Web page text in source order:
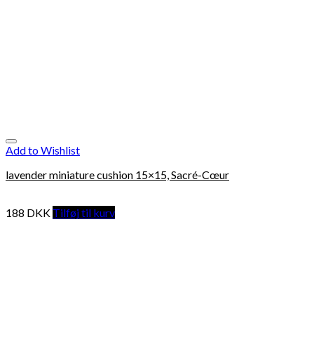
Add to Wishlist
lavender miniature cushion 15×15, Sacré-Cœur
188 DKK Tilføj til kurv